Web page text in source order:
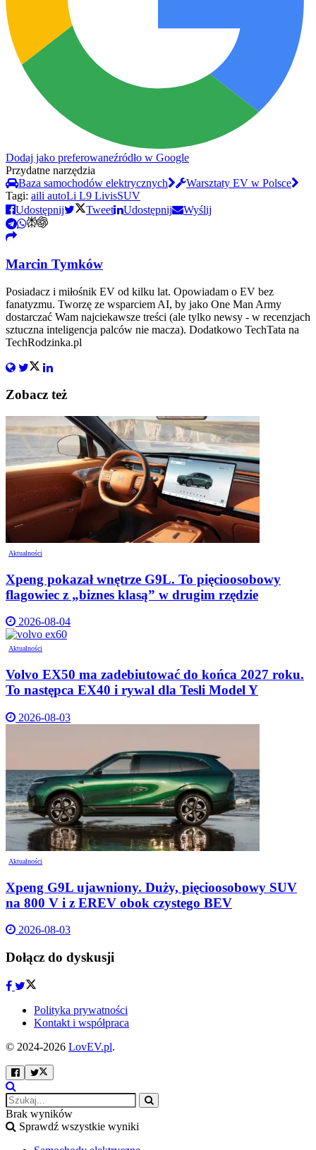
Dodaj jako preferowaneźródło w Google
Przydatne narzędzia
Baza samochodów elektrycznych
Warsztaty EV w Polsce
Tagi: aili autoLi L9 LivisSUV
Udostępnij
Tweet Udostępnij Wyślij
Marcin Tymków
Posiadacz i miłośnik EV od kilku lat. Opowiadam o EV bez
fanatyzmu. Tworzę ze wsparciem AI, by jako One Man Army
dostarczać Wam najciekawsze treści (ale tylko newsy - w recenzjach
sztuczna inteligencja palców nie macza). Dodatkowo TechTata na
TechRodzinka.pl
Zobacz też
Aktualności
Xpeng pokazał wnętrze G9L. To pięcioosobowy
flagowiec z „biznes klasą” w drugim rzędzie
2026-08-04
Aktualności
Volvo EX50 ma zadebiutować do końca 2027 roku.
To następca EX40 i rywal dla Tesli Model Y
2026-08-03
Aktualności
Xpeng G9L ujawniony. Duży, pięcioosobowy SUV
na 800 V i z EREV obok czystego BEV
2026-08-03
Dołącz do dyskusji
Polityka prywatności
Kontakt i współpraca
© 2024-2026 LovEV.pl.
Brak wyników
Sprawdź wszystkie wyniki